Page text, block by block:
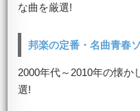
な曲を厳選!
邦楽の定番・名曲青春
2000年代～2010年の懐か
選!